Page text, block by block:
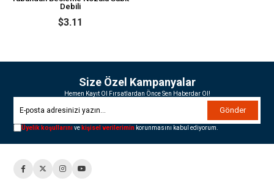
Debili
$3.11
Size Özel Kampanyalar
Hemen Kayıt Ol Fırsatlardan Önce Sen Haberdar Ol!
Gönder
Üyelik koşullarınıve kişisel verilerimin korunmasını kabul ediyorum.